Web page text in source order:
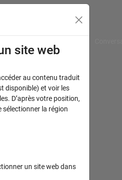
site web
au contenu traduit
disponible) et voir les
D’après votre position,
la région
un site web dans